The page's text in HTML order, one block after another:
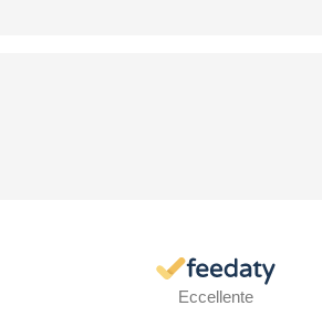
Eccellente